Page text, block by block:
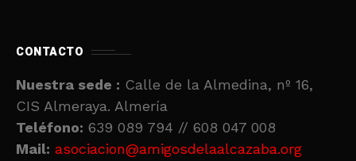
CONTACTO
Nuestra sede : Calle de la Almedina, nº 16,
CIS Almeraya. Almería
Teléfono: 639 089 794 // 608 047 008
Mail: asociacion@amigosdelaalcazaba.org